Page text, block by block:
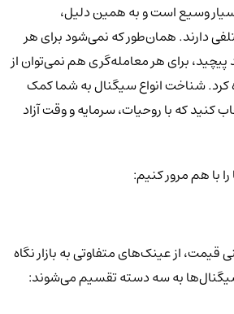
وسیع است و به همین دلیل،
دارند. همان‌طور که نمی‌شود برای هر
برای هر معامله‌گری هم نمی‌توان از
شناخت انواع سیگنال به شما کمک
کنید که با روحیات، سرمایه و وقت آزاد
با هم مرور کنیم:
از عینک‌های متفاوتی به بازار نگاه
به سه دسته تقسیم می‌شوند: